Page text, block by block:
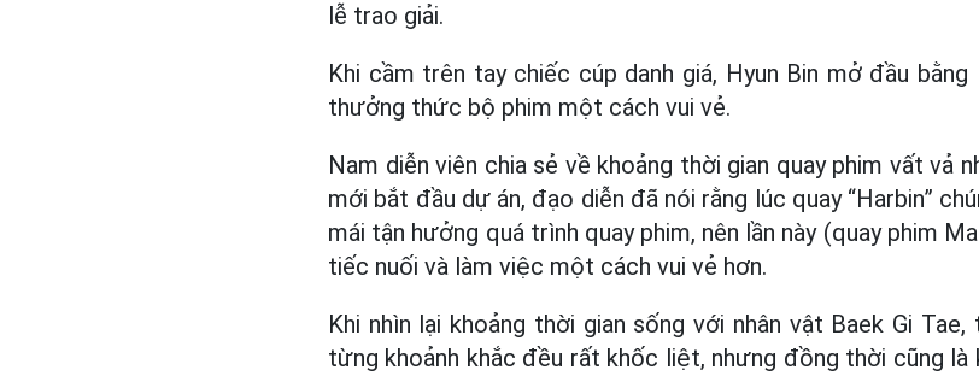
lễ trao giải.
Khi cầm trên tay chiếc cúp danh giá, Hyun Bin mở đầu
thưởng thức bộ phim một cách vui vẻ.
Nam diễn viên chia sẻ về khoảng thời gian quay phim vất vả
mới bắt đầu dự án, đạo diễn đã nói rằng lúc quay “Harbin”
mái tận hưởng quá trình quay phim, nên lần này (quay phim
tiếc nuối và làm việc một cách vui vẻ hơn.
Khi nhìn lại khoảng thời gian sống với nhân vật Baek Gi
từng khoảnh khắc đều rất khốc liệt, nhưng đồng thời cũng là